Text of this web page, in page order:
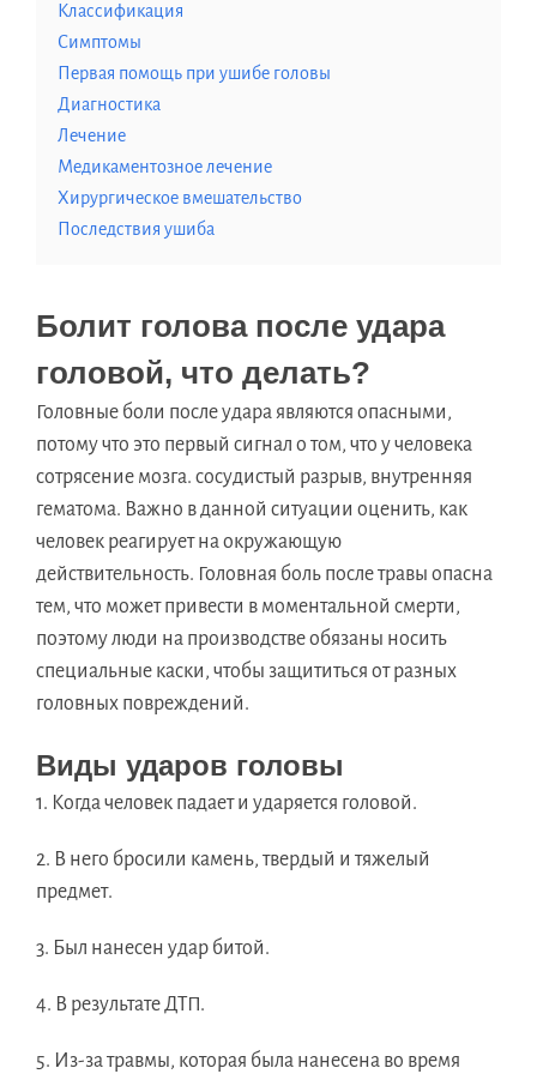
Классификация
Симптомы
Первая помощь при ушибе головы
Диагностика
Лечение
Медикаментозное лечение
Хирургическое вмешательство
Последствия ушиба
Болит голова после удара
головой, что делать?
Головные боли после удара являются опасными,
потому что это первый сигнал о том, что у человека
сотрясение мозга. сосудистый разрыв, внутренняя
гематома. Важно в данной ситуации оценить, как
человек реагирует на окружающую
действительность. Головная боль после травы опасна
тем, что может привести в моментальной смерти,
поэтому люди на производстве обязаны носить
специальные каски, чтобы защититься от разных
головных повреждений.
Виды ударов головы
1. Когда человек падает и ударяется головой.
2. В него бросили камень, твердый и тяжелый
предмет.
3. Был нанесен удар битой.
4. В результате ДТП.
5. Из-за травмы, которая была нанесена во время